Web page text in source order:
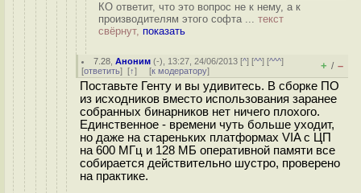
КО ответит, что это вопрос не к нему, а к
производителям этого софта ... текст
свёрнут, показать
7.28 ,Аноним (-), 13:27, 24/06/2013 [^] [^^] [^^^]
[ответить] [↑] [к модератору] + / –
Поставьте Генту и вы удивитесь. В сборке ПО
из исходников вместо использования заранее
собранных бинарников нет ничего плохого.
Единственное - времени чуть больше уходит,
но даже на стареньких платформах VIA с ЦП
на 600 МГц и 128 МБ оперативной памяти все
собирается действительно шустро, проверено
на практике.